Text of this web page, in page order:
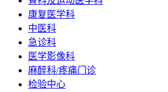
康复医学科
中医科
急诊科
医学影像科
麻醉科/疼痛门诊
检验中心